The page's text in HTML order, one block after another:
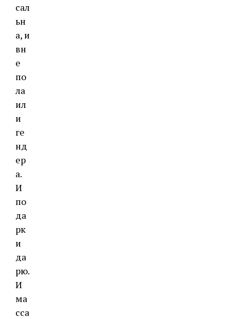
сал
ьн
а, и
вн
е
по
ла
ил
и
ге
нд
ер
а.
И
по
да
рк
и
да
рю.
И
ма
сса